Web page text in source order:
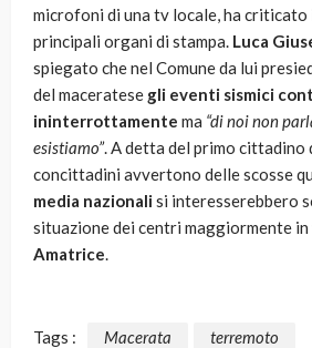
microfoni di una tv locale, ha criticato
principali organi di stampa. Luca
spiegato che nel Comune da lui
del maceratese gli eventi sismici
ininterrottamente ma “di noi non
esistiamo”. A detta del primo cittadino
concittadini avvertono delle scosse
media nazionalisi interesserebbero
situazione dei centri maggiormente
Amatrice.
Tags : Macerata terremoto